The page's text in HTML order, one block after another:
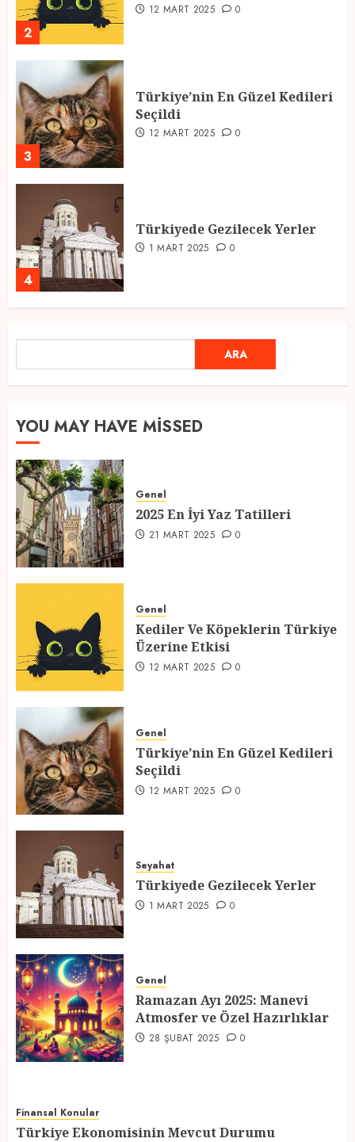
2
12 MART 2025 0
3
Türkiye’nin En Güzel Kedileri
Seçildi
12 MART 2025 0
4
Türkiyede Gezilecek Yerler
1 MART 2025 0
Ramazan Ayı 2025: Manevi
Atmosfer ve Özel Hazırlıklar
1
21 MART 2025
2
Üzerine Etkisi
12 MART 2025 0
3
Seçildi
12 MART 2025 0
4
1 MART 2025
5
Atmosfer ve Özel Hazırlıklar
28 ŞUBAT 2025 0
ARA
YOU MAY HAVE MISSED
Genel
2025 En İyi Yaz Tatilleri
21 MART 2025 0
Genel
Kediler Ve Köpeklerin Türkiye
Üzerine Etkisi
12 MART 2025 0
Genel
Türkiye’nin En Güzel Kedileri
Seçildi
12 MART 2025 0
Seyahat
Türkiyede Gezilecek Yerler
1 MART 2025 0
Genel
Ramazan Ayı 2025: Manevi
Atmosfer ve Özel Hazırlıklar
28 ŞUBAT 2025 0
Finansal Konular
Türkiye Ekonomisinin Mevcut Durumu